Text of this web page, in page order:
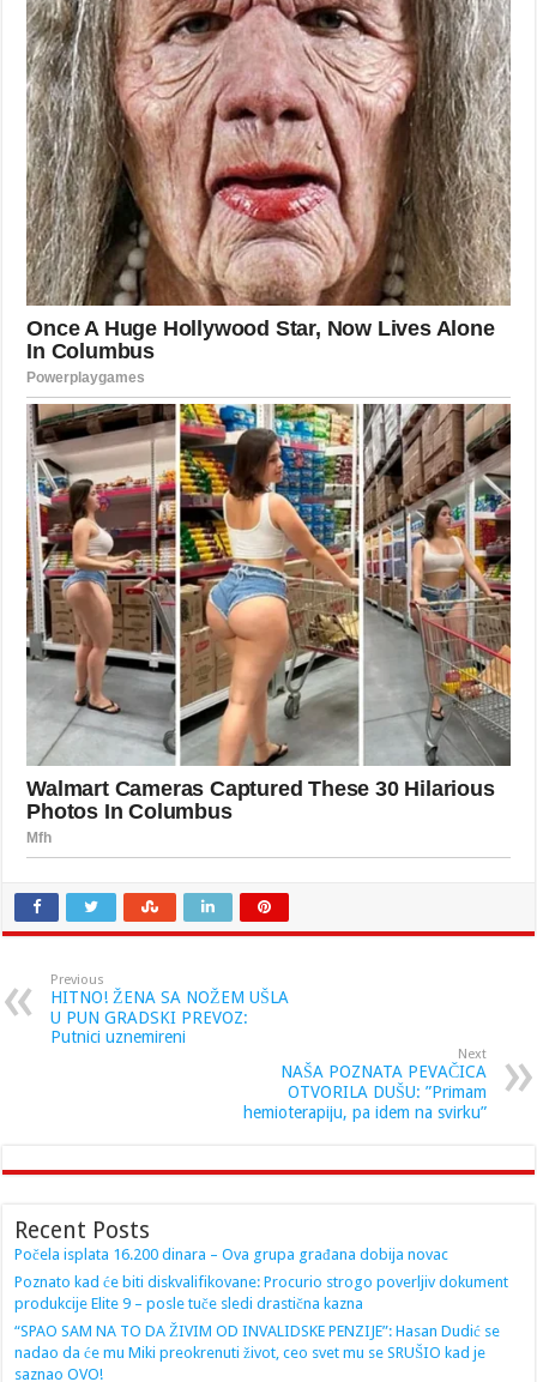
Previous
HITNO! ŽENA SA NOŽEM UŠLA
U PUN GRADSKI PREVOZ:
Putnici uznemireni
Next
NAŠA POZNATA PEVAČICA
OTVORILA DUŠU: ”Primam
hemioterapiju, pa idem na svirku”
Recent Posts
Počela isplata 16.200 dinara – Ova grupa građana dobija novac
Poznato kad će biti diskvalifikovane: Procurio strogo poverljiv dokument
produkcije Elite 9 – posle tuče sledi drastična kazna
“SPAO SAM NA TO DA ŽIVIM OD INVALIDSKE PENZIJE”: Hasan Dudić se
nadao da će mu Miki preokrenuti život, ceo svet mu se SRUŠIO kad je
saznao OVO!